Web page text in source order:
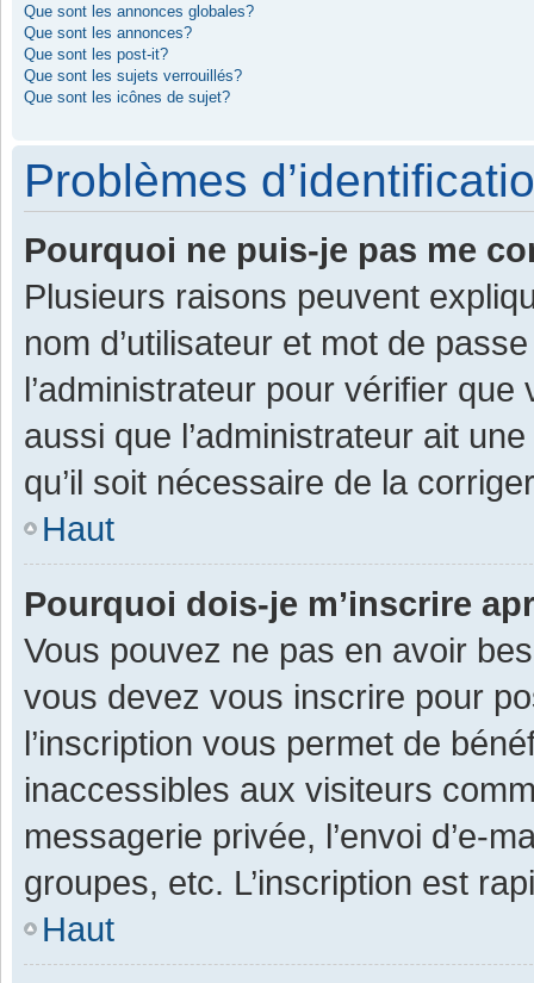
Que sont les annonces globales?
Que sont les annonces?
Que sont les post-it?
Que sont les sujets verrouillés?
Que sont les icônes de sujet?
Problèmes
Pourquoi ne puis-je pas me
Plusieurs raisons peuvent
nom d’utilisateur et mot de
l’administrateur pour vérifier
aussi que l’administrateur ait
qu’il soit nécessaire de la
Haut
Pourquoi dois-je m’inscrire
Vous pouvez ne pas en avoir
vous devez vous inscrire pour
l’inscription vous permet de
inaccessibles aux visiteurs
messagerie privée, l’envoi d’e-
groupes, etc. L’inscription est
Haut